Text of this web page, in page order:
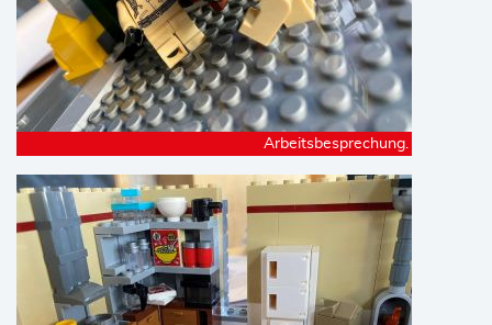
Arbeitsbesprechung.